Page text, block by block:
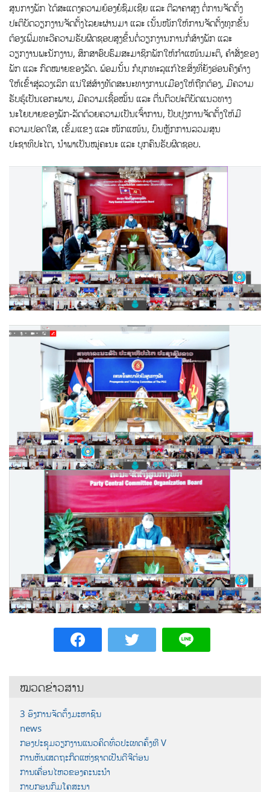
ສູນກາງພັກ ໄດ້ສະແດງຄວາມຍ້ອງຍໍຊົມເຊີຍ ແລະ ຕີລາຄາສູງ ຕໍ່ການຈັດຕັ້ງ
ປະຕິບັດວຽກງານຈັດຕັ້ງໄລຍະຜ່ານມາ ແລະ ເນັ້ນໜັກໃຫ້ການຈັດຕັ້ງທຸກຂັ້ນ
ຕ້ອງເພີ່ມທະວີຄວາມຮັບຜິດຊອບສູງຂຶ້ນຕໍ່ວຽກງານການກໍ່ສ້າງພັກ ແລະ
ວຽກງານພະນັກງານ, ສຶກສາອົບຮົມສະມາຊິກພັກໃຫ້ກຳແໜ້ນມະຕິ, ຄຳສັ່ງຂອງ
ພັກ ແລະ ກົດໝາຍຂອງລັດ. ພ້ອມນັ້ນ ກໍບຸກທະລຸແກ້ໄຂສິ່ງທີ່ຍັງອ່ອນຄົງຄ້າງ
ໃຫ້ເຂົ້າສູ່ລວງເລິກ ແນ່ໃສ່ສ້າງທັດສະນະທາງການເມືອງໃຫ້ຖືກຕ້ອງ, ມີຄວາມ
ຮັບຮູ້ເປັນເອກະພາບ, ມີຄວາມເຊື້ອໝັ້ນ ແລະ ຕື່ນຕົວປະຕິບັດແນວທາງ
ນະໂຍບາຍຂອງພັກ-ລັດດ້ວຍຄວາມເປັນເຈົ້າການ, ປັບປຸງການຈັດຕັ້ງໃຫ້ມີ
ຄວາມປອດໃສ, ເຂັ້ມແຂງ ແລະ ໜັກແໜ້ນ,​ ບົນຫຼັກການລວມສູນ
ປະຊາທິປະໄຕ, ນຳພາເປັນໝູ່ຄະນະ ແລະ ບຸກຄົນຮັບຜິດຊອບ.
ໝວດຂ່າວສານ
3 ອົງການຈັດຕັ້ງມະຫາຊົນ
news
ກອງປະຊຸມວຽກງານແນວຄິດທົ່ວປະເທດຄັ້ງທີ V
ການຫັນເສດຖະກິດແຫ່ງຊາດເປັນດີຈີຕ໋ອນ
ການເຄື່ອນໄຫວຂອງຄະນະນຳ
ກາບກອນກົມໂຄສະນາ